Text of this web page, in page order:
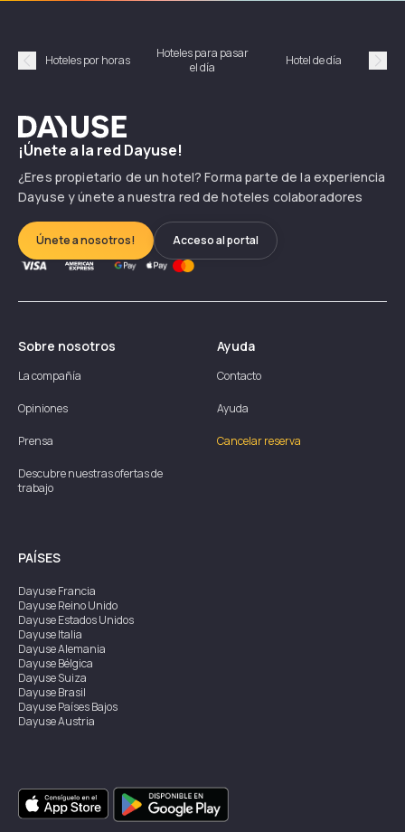
Précédent
Hoteles por horas
Hoteles para pasar
el día
Hotel de día
Dayuse
¡Únete a la red Dayuse!
¿Eres propietario de un hotel? Forma parte de la experiencia
Dayuse y únete a nuestra red de hoteles colaboradores
Únete a nosotros! Acceso al portal
Sobre nosotros
La compañía
Opiniones
Prensa
Descubre nuestras ofertas de
trabajo
Ayuda
Contacto
Ayuda
Cancelar reserva
PAÍSES
DayuseFrancia
DayuseReino Unido
DayuseEstados Unidos
DayuseItalia
DayuseAlemania
DayuseBélgica
DayuseSuiza
DayuseBrasil
DayusePaíses Bajos
DayuseAustria
DayuseSingapur
DayuseSuecia
DayuseTailandia